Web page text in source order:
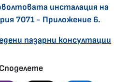
инсталация на
7071 - Приложение 6.
пазарни консултации
Споделете